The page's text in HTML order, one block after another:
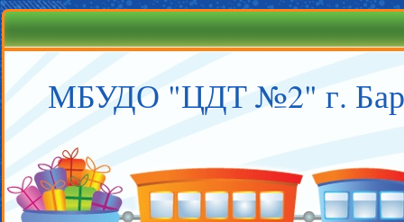
МБУДО "ЦДТ №2" г.